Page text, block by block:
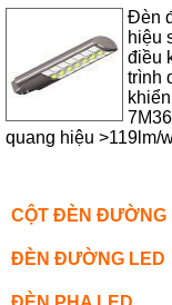
Đèn
hiệu
điều
trình
quang hiệu >119lm/
CỘT ĐÈN ĐƯỜNG
ĐÈN ĐƯỜNG LED